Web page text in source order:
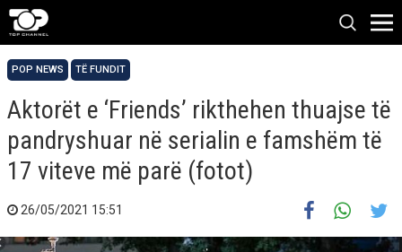
POP NEWS TË FUNDIT
Aktorët e ‘Friends’ rikthehen thuajse të
pandryshuar në serialin e famshëm të
17 viteve më parë (fotot)
26/05/2021 15:51